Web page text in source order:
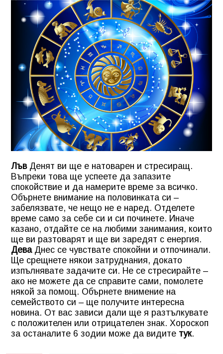
ЛъвДенят ви ще е натоварен и стресиращ.
Въпреки това ще успеете да запазите
спокойствие и да намерите време за всичко.
Обърнете внимание на половинката си –
забелязвате, че нещо не е наред. Отделете
време само за себе си и си починете. Иначе
казано, отдайте се на любими занимания, които
ще ви разтоварят и ще ви заредят с енергия.
ДеваДнес се чувствате спокойни и отпочинали.
Ще срещнете някои затруднания, докато
изпълнявате задачите си. Не се стресирайте –
ако не можете да се справите сами, помолете
някой за помощ. Обърнете внимение на
семейството си – ще получите интересна
новина. От вас зависи дали ще я разтълкувате
с положителен или отрицателен знак. Хороскоп
за останалите 6 зодии може да видите тук.